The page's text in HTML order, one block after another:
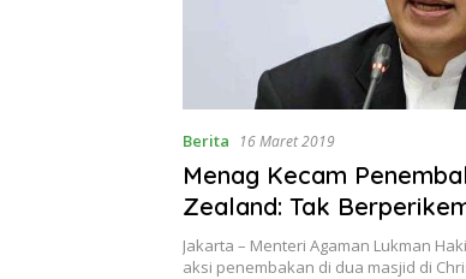
Berita 16 Maret 2019
Menag Kecam
Zealand: Tak
Jakarta – Menteri Agaman Lukman
aksi penembakan di dua masjid di